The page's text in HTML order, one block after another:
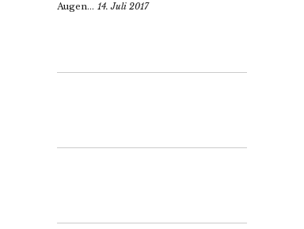
Augen... 14. Juli 2017